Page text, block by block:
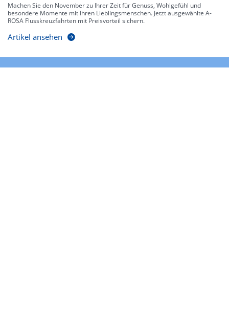
Machen Sie den November zu Ihrer Zeit für Genuss, Wohlgefühl und
besondere Momente mit Ihren Lieblingsmenschen. Jetzt ausgewählte A-
ROSA Flusskreuzfahrten mit Preisvorteil sichern.
Artikel ansehen